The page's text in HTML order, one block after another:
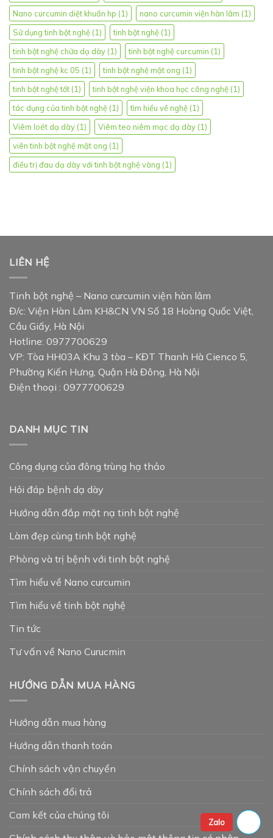
Nano curcumin diệt khuẩn hp (1) nano curcumin viện hàn lâm (1)
Sử dụng tinh bột nghệ (1) tinh bột nghệ (1)
tinh bột nghệ chữa dạ dày (1) tinh bột nghệ curcumin (1)
tinh bột nghệ kc 05 (1) tinh bột nghệ mật ong (1)
tinh bột nghệ tốt (1) tinh bột nghệ viện khoa học công nghệ (1)
tác dụng của tinh bột nghệ (1) tìm hiểu về nghệ (1)
Viêm loét dạ dày (1) Viêm teo niêm mạc dạ dày (1)
viên tinh bột nghệ mật ong (1)
điều trị đau dạ dày với tinh bột nghệ vàng (1)
LIÊN HỆ
Tinh bột nghệ – Nano curcumin viện hàn lâm
Đ/c: Viện Hàn Lâm KH&CN VN Số 18 Hoàng Quốc Việt,
Cầu Giấy, Hà Nội
Hotline: 0977700629
VP: Tòa HH03A Khu 3 tòa – KĐT Thanh Hà Cienco 5,
Phường Kiến Hưng, Quận Hà Đông, Hà Nội
Điện thoại : 0977700629
DANH MỤC TIN
Công dụng của đông trùng hạ thảo
Hỏi đáp bệnh dạ dày
Hướng dẫn đắp mặt nạ tinh bột nghệ
Làm đẹp cùng tinh bột nghệ
Phòng và trị bệnh với tinh bột nghệ
Tìm hiểu về Nano curcumin
Tìm hiểu về tinh bột nghệ
Tin tức
Tư vấn về Nano Curucmin
HƯỚNG DẪN MUA HÀNG
Hướng dẫn mua hàng
Hướng dẫn thanh toán
Chính sách vận chuyển
Chính sách đổi trả
Cam kết của chúng tôi
Zalo